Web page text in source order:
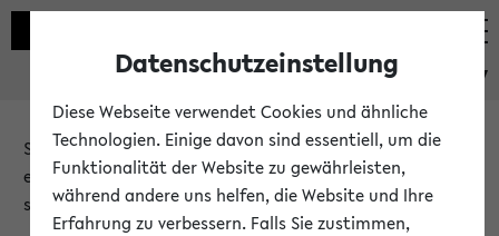
eKVV
Sie möchten auf eine eKVV Funktion zugreifen, die Ihnen
erst nach einer Anmeldung am System zur Verfügung
steht.
Datenschutzeinstellung
Diese Webseite verwendet Cookies und ähnliche
Technologien. Einige davon sind essentiell, um die
Funktionalität der Website zu gewährleisten,
während andere uns helfen, die Website und Ihre
Erfahrung zu verbessern. Falls Sie zustimmen,